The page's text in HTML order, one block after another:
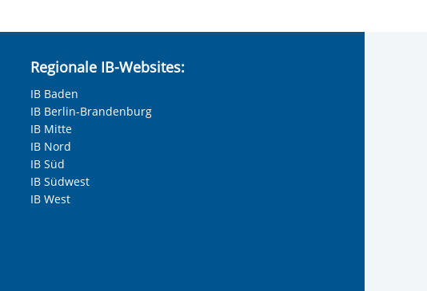
Regionale IB-Websites:
IB Baden
IB Berlin-Brandenburg
IB Mitte
IB Nord
IB Süd
IB Südwest
IB West